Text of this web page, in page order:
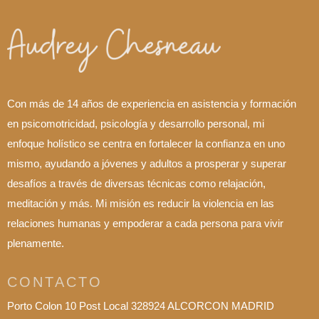
Con más de 14 años de experiencia en asistencia y formación
en psicomotricidad, psicología y desarrollo personal, mi
enfoque holístico se centra en fortalecer la confianza en uno
mismo, ayudando a jóvenes y adultos a prosperar y superar
desafíos a través de diversas técnicas como relajación,
meditación y más. Mi misión es reducir la violencia en las
relaciones humanas y empoderar a cada persona para vivir
plenamente.
CONTACTO
Porto Colon 10 Post Local 328924 ALCORCON MADRID